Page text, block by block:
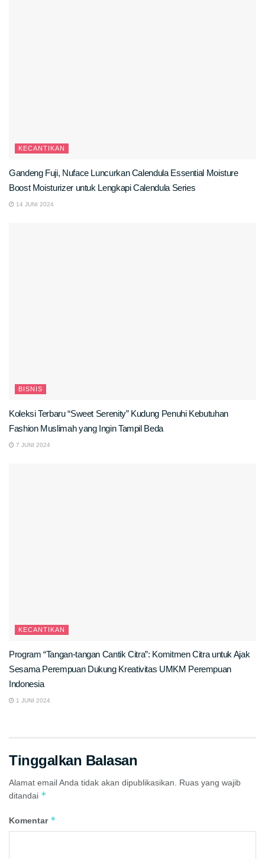
KECANTIKAN
Gandeng Fuji, Nuface Luncurkan Calendula Essential Moisture
Boost Moisturizer untuk Lengkapi Calendula Series
14 JUNI 2024
BISNIS
Koleksi Terbaru “Sweet Serenity” Kudung Penuhi Kebutuhan
Fashion Muslimah yang Ingin Tampil Beda
7 JUNI 2024
KECANTIKAN
Program “Tangan-tangan Cantik Citra”: Komitmen Citra untuk Ajak
Sesama Perempuan Dukung Kreativitas UMKM Perempuan
Indonesia
1 JUNI 2024
Tinggalkan Balasan
Alamat email Anda tidak akan dipublikasikan.
Ruas yang wajib
ditandai *
Komentar *